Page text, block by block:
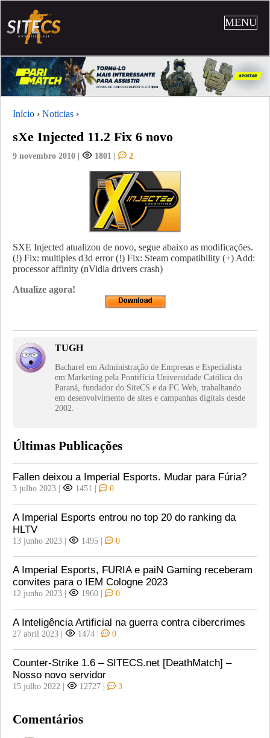
MENU
Início › Noticias ›
sXe Injected 11.2 Fix 6 novo
9 novembro 2010 | 1801 | 2
SXE Injected atualizou de novo, segue abaixo as modificações.
(!) Fix: multiples d3d error (!) Fix: Steam compatibility (+) Add:
processor affinity (nVidia drivers crash)
Atualize agora!
TUGH
Bacharel em Administração de Empresas e Especialista
em Marketing pela Pontifícia Universidade Católica do
Paraná, fundador do SiteCS e da FC Web, trabalhando
em desenvolvimento de sites e campanhas digitais desde
2002.
Últimas Publicações
Fallen deixou a Imperial Esports. Mudar para Fúria?
3 julho 2023 | 1451 | 0
A Imperial Esports entrou no top 20 do ranking da
HLTV
13 junho 2023 | 1495 | 0
A Imperial Esports, FURIA e paiN Gaming receberam
convites para o IEM Cologne 2023
12 junho 2023 | 1960 | 0
A Inteligência Artificial na guerra contra cibercrimes
27 abril 2023 | 1474 | 0
Counter-Strike 1.6 – SITECS.net [DeathMatch] –
Nosso novo servidor
15 julho 2022 | 12727 | 3
Comentários